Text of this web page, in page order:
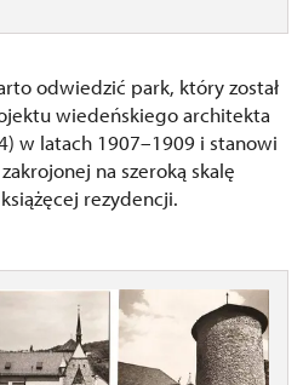
odwiedzić park, który został
wiedeńskiego architekta
w latach 1907–1909 i stanowi
na szeroką skalę
rezydencji.